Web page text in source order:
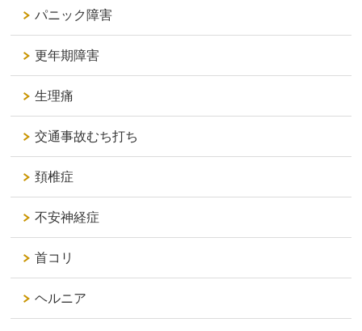
パニック障害
更年期障害
生理痛
交通事故むち打ち
頚椎症
不安神経症
首コリ
ヘルニア